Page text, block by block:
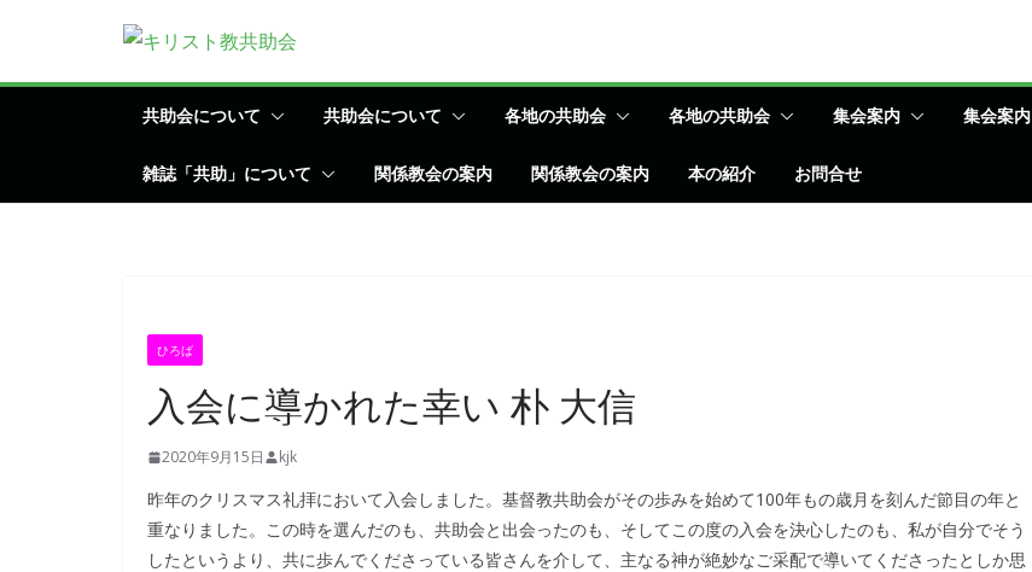
テ
共助会について 共助会について 各地の共助会 各地の共助会 集会案内 集会案内
雑誌「共助」について 関係教会の案内 関係教会の案内 本の紹介 お問合せ
ひろば
入会に導かれた幸い 朴 大信
2020年9月15日 kjk
昨年のクリスマス礼拝において入会しました。基督教共助会がその歩みを始めて100年もの歳月を刻んだ節目の年と
重なりました。この時を選んだのも、共助会と出会ったのも、そしてこの度の入会を決心したのも、私が自分でそう
したというより、共に歩んでくださっている皆さんを介して、主なる神が絶妙なご采配で導いてくださったとしか思